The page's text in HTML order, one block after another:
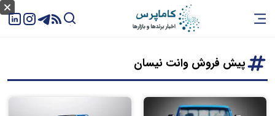
پیش فروش وانت نیسان